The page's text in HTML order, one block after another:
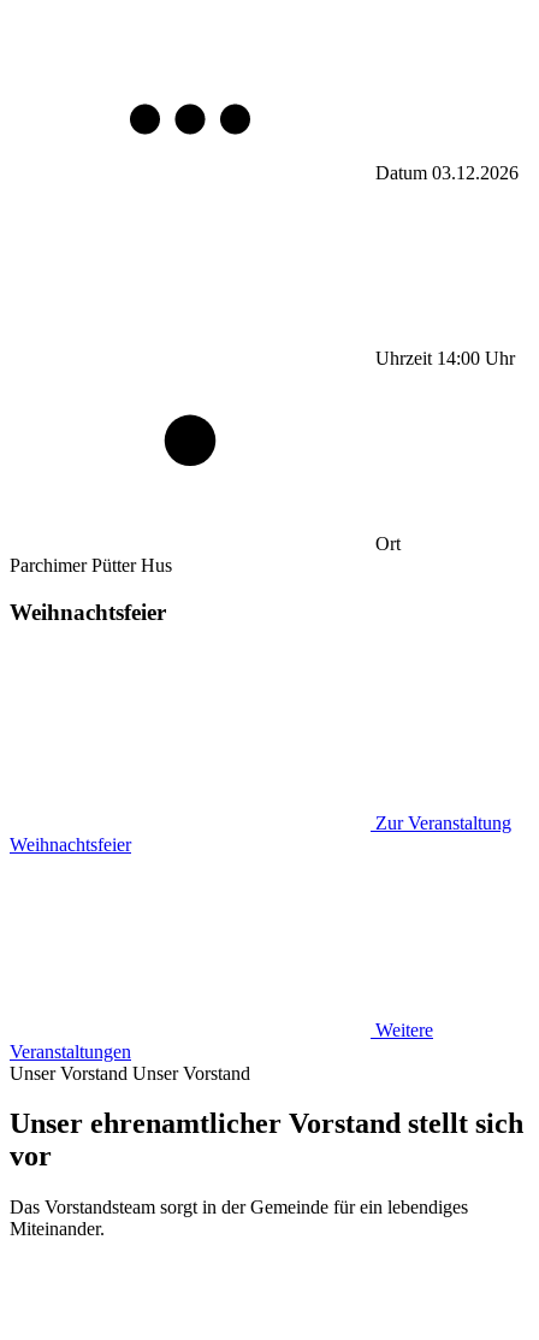
Datum 03.12.2026
Uhrzeit 14:00 Uhr
Ort
Parchimer Pütter Hus
Weihnachtsfeier
Zur Veranstaltung
Weihnachtsfeier
Weitere
Veranstaltungen
Unser Vorstand Unser Vorstand
Unser ehrenamtlicher Vorstand stellt sich
vor
Das Vorstandsteam sorgt in der Gemeinde für ein lebendiges
Miteinander.